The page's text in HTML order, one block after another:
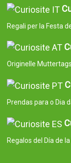
Regali per la Festa
Originelle
Prendas para o Dia
Regalos del Día de